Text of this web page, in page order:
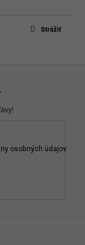
Strážiť
osobných údajov